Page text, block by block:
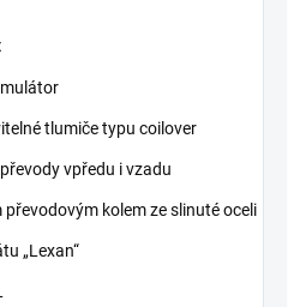
tlumiče typu coilover
vpředu i vzadu
převodovým kolem ze slinuté oceli
„Lexan“